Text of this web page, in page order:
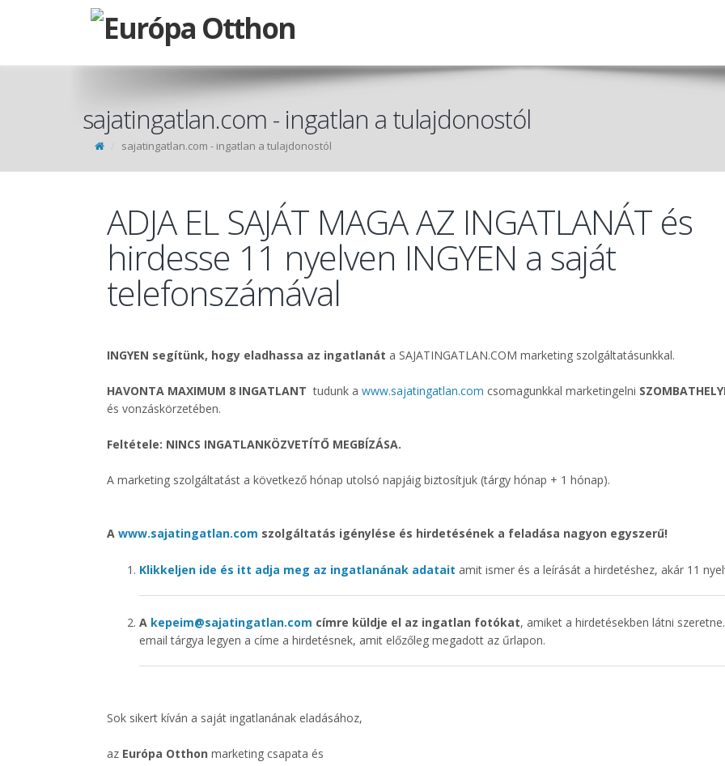
sajatingatlan.com - ingatlan a tulajdonostól
sajatingatlan.com - ingatlan a tulajdonostól
ADJA EL SAJÁT MAGA AZ INGATLANÁT és
hirdesse 11 nyelven INGYEN a saját
telefonszámával
INGYEN segítünk, hogy eladhassa az ingatlanát a SAJATINGATLAN.COM marketing szolgáltatásunkkal.
HAVONTA MAXIMUM 8 INGATLANT tudunk a www.sajatingatlan.com csomagunkkal marketingelni
és vonzáskörzetében.
Feltétele: NINCS INGATLANKÖZVETÍTŐ MEGBÍZÁSA.
A marketing szolgáltatást a következő hónap utolsó napjáig biztosítjuk (tárgy hónap + 1 hónap).
A www.sajatingatlan.com szolgáltatás igénylése és hirdetésének a feladása nagyon egyszerű!
Klikkeljen ide és itt adja meg az ingatlanának adatait amit ismer és a leírását a hirdetéshez, akár 11
A kepeim@sajatingatlan.com címre küldje el az ingatlan fotókat, amiket a hirdetésekben látni
email tárgya legyen a címe a hirdetésnek, amit előzőleg megadott az űrlapon.
Sok sikert kíván a saját ingatlanának eladásához,
az Európa Otthon marketing csapata és